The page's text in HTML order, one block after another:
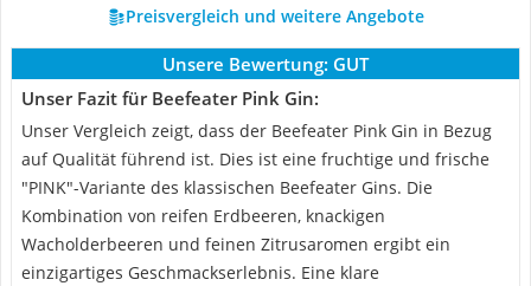
Preisvergleich und weitere Angebote
Unsere Bewertung: GUT
Unser Fazit für Beefeater Pink Gin:
Unser Vergleich zeigt, dass der Beefeater Pink Gin in Bezug
auf Qualität führend ist. Dies ist eine fruchtige und frische
"PINK"-Variante des klassischen Beefeater Gins. Die
Kombination von reifen Erdbeeren, knackigen
Wacholderbeeren und feinen Zitrusaromen ergibt ein
einzigartiges Geschmackserlebnis. Eine klare